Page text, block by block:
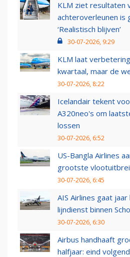
KLM ziet resultaten
achteroverleunen is
‘Realistisch blijven’
30-07-2026, 9:29
KLM laat
kwartaal, maar de
30-07-2026, 8:22
Icelandair tekent
A320neo's om
lossen
30-07-2026, 6:52
US-Bangla Airlines
grootste
30-07-2026, 6:45
AIS Airlines gaat
lijndienst binnen
30-07-2026, 6:30
Airbus handhaaft
halfjaar: eind